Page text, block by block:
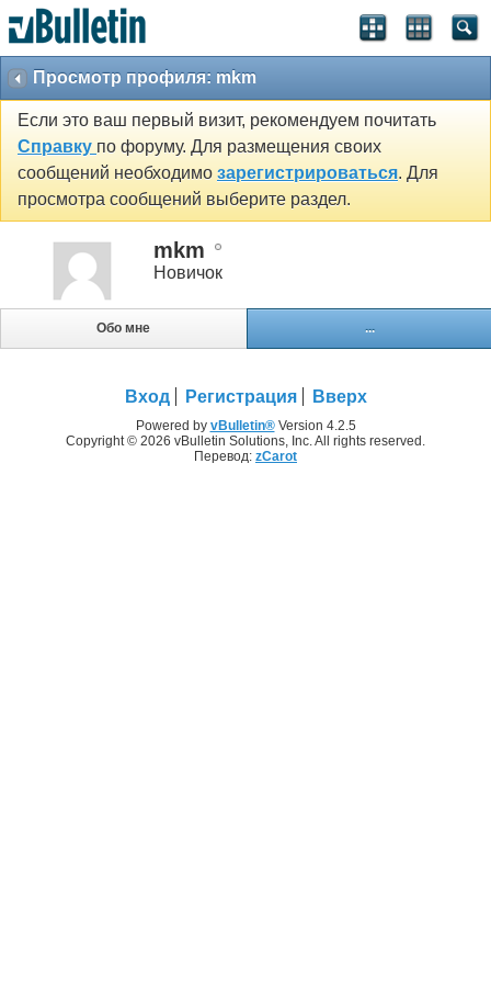
Просмотр профиля: mkm
Если это ваш первый визит, рекомендуем почитать
Справку по форуму. Для размещения своих
сообщений необходимо зарегистрироваться. Для
просмотра сообщений выберите раздел.
mkm
Новичок
Обо мне ...
Вход Регистрация Вверх
Powered by vBulletin®Version 4.2.5
Copyright © 2026 vBulletin Solutions, Inc. All rights reserved.
Перевод: zCarot